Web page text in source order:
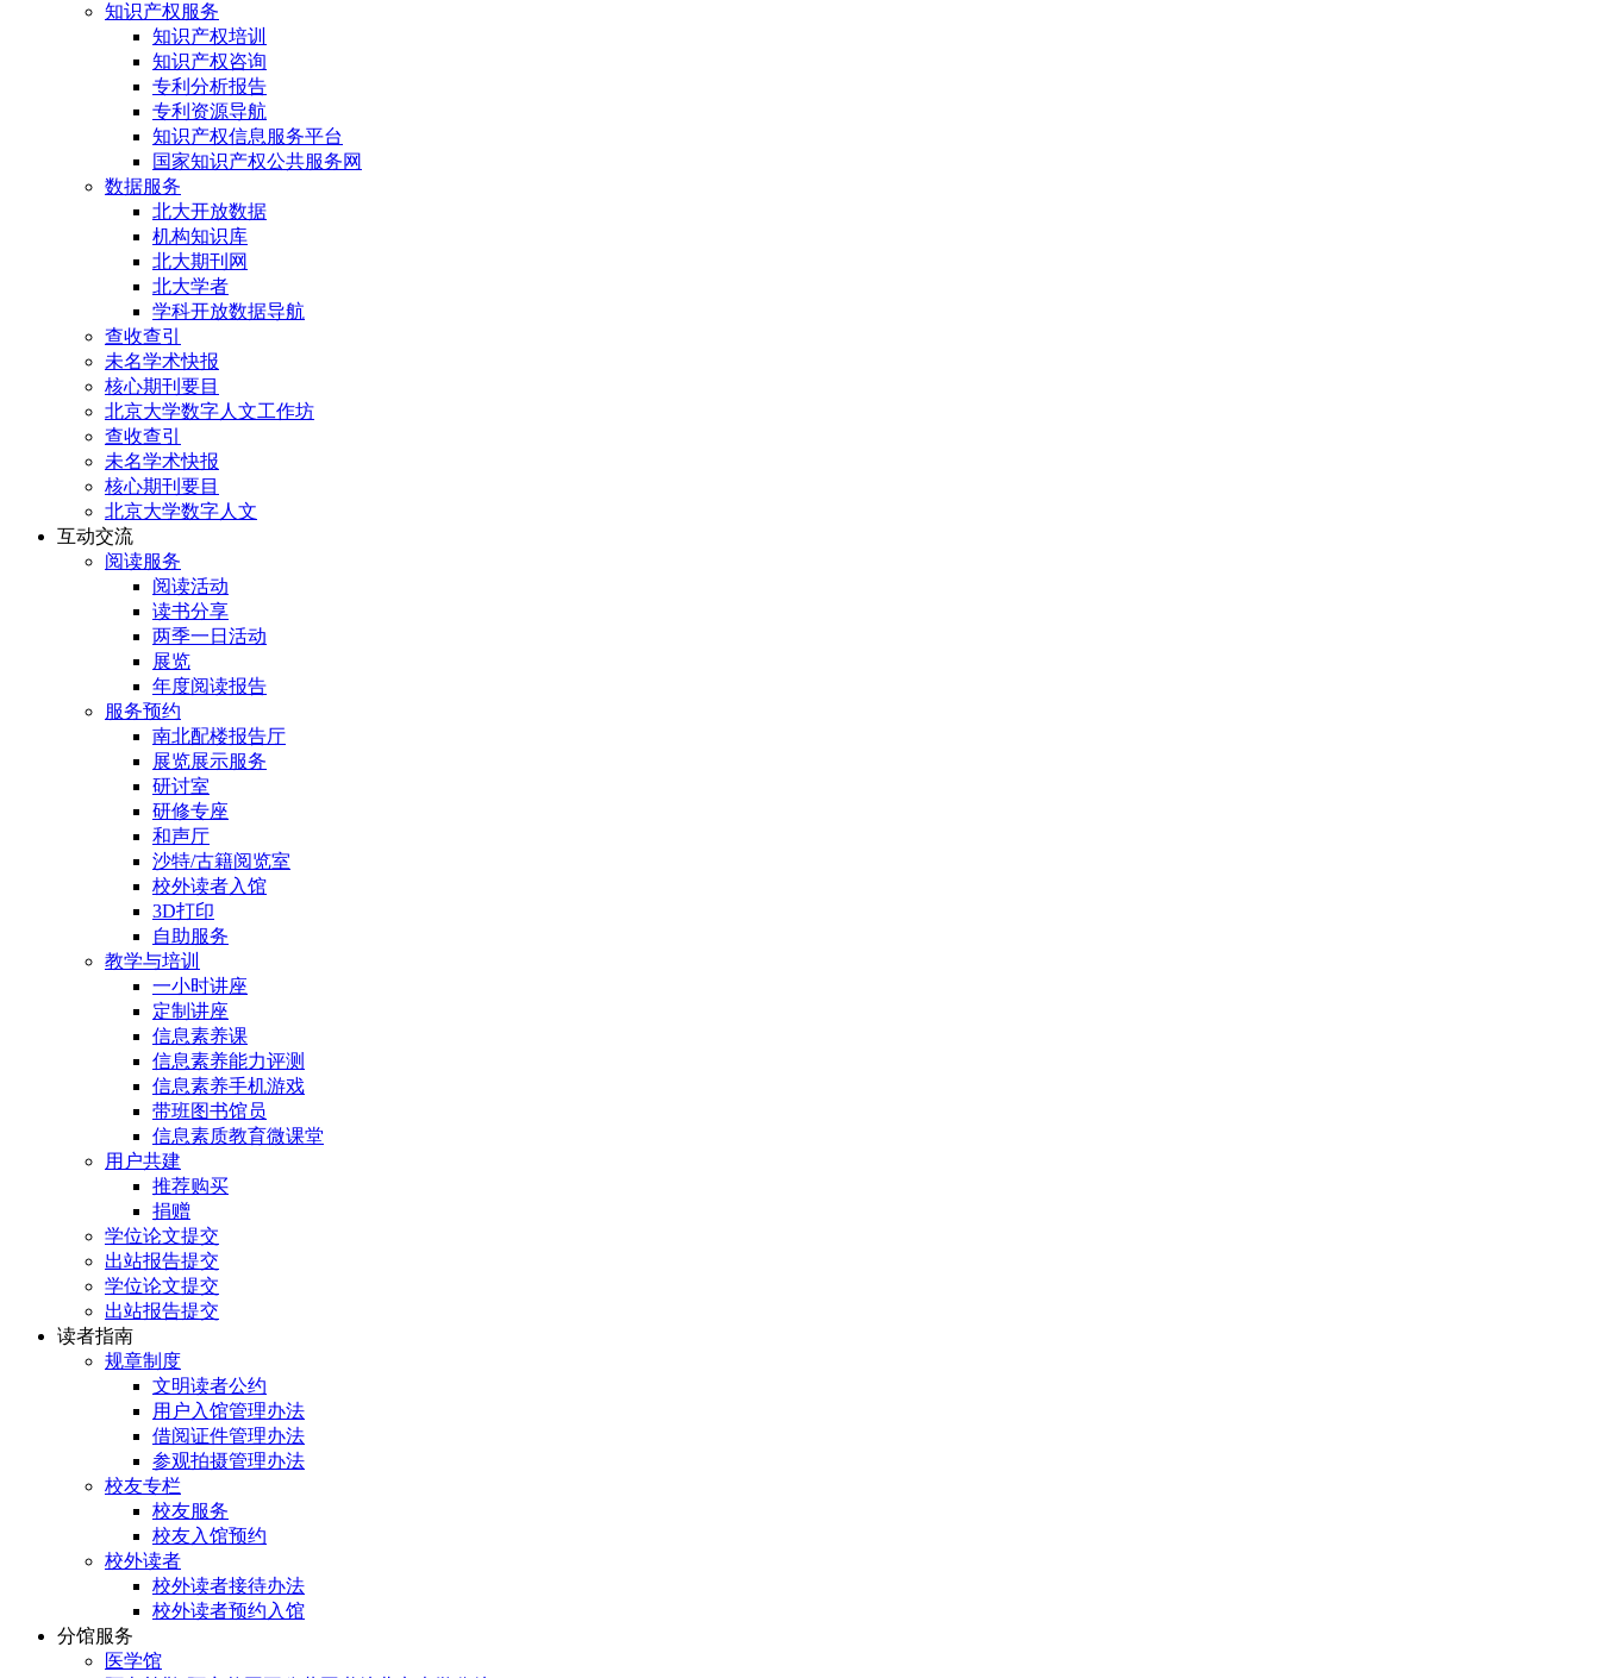
知识产权服务
知识产权培训
知识产权咨询
专利分析报告
专利资源导航
知识产权信息服务平台
国家知识产权公共服务网
数据服务
北大开放数据
机构知识库
北大期刊网
北大学者
学科开放数据导航
查收查引
未名学术快报
核心期刊要目
北京大学数字人文工作坊
查收查引
未名学术快报
核心期刊要目
北京大学数字人文
互动交流
阅读服务
阅读活动
读书分享
两季一日活动
展览
年度阅读报告
服务预约
南北配楼报告厅
展览展示服务
研讨室
研修专座
和声厅
沙特/古籍阅览室
校外读者入馆
3D打印
自助服务
教学与培训
一小时讲座
定制讲座
信息素养课
信息素养能力评测
信息素养手机游戏
带班图书馆员
信息素质教育微课堂
用户共建
推荐购买
捐赠
学位论文提交
出站报告提交
学位论文提交
出站报告提交
读者指南
规章制度
文明读者公约
用户入馆管理办法
借阅证件管理办法
参观拍摄管理办法
校友专栏
校友服务
校友入馆预约
校外读者
校外读者接待办法
校外读者预约入馆
分馆服务
医学馆